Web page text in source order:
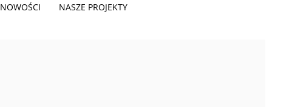
NOWOŚCI NASZE PROJEKTY